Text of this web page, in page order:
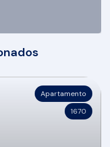
Apartamento
1670